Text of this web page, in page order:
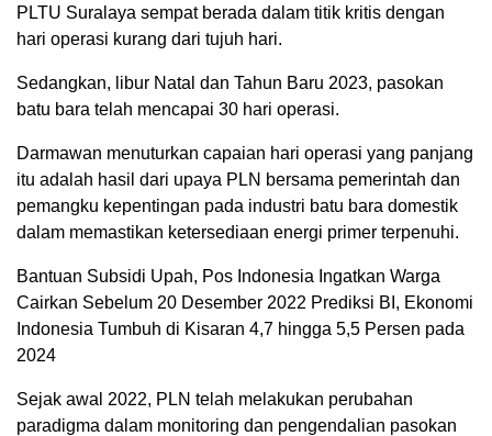
PLTU Suralaya sempat berada dalam titik kritis dengan
hari operasi kurang dari tujuh hari.
Sedangkan, libur Natal dan Tahun Baru 2023, pasokan
batu bara telah mencapai 30 hari operasi.
Darmawan menuturkan capaian hari operasi yang panjang
itu adalah hasil dari upaya PLN bersama pemerintah dan
pemangku kepentingan pada industri batu bara domestik
dalam memastikan ketersediaan energi primer terpenuhi.
Bantuan Subsidi Upah, Pos Indonesia Ingatkan Warga
Cairkan Sebelum 20 Desember 2022 Prediksi BI, Ekonomi
Indonesia Tumbuh di Kisaran 4,7 hingga 5,5 Persen pada
2024
Sejak awal 2022, PLN telah melakukan perubahan
paradigma dalam monitoring dan pengendalian pasokan